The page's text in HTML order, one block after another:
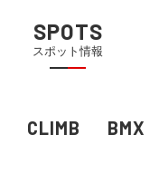
SPOTS
スポット情報
CLIMB BMX